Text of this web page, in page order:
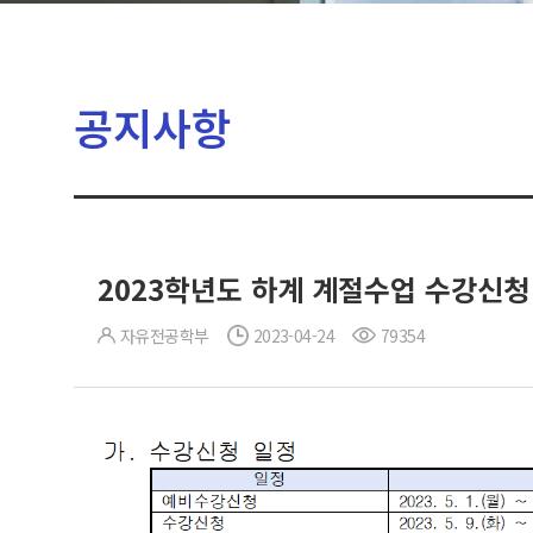
공지사항
2023학년도 하계 계절수업 수강신
자유전공학부 2023-04-24 79354